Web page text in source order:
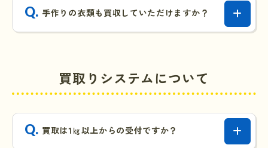
手作りの衣類も買収していただけますか？
買取りシステムについて
買取は1㎏以上からの受付ですか？